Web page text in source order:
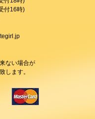
付16時)
ない場合が
します。